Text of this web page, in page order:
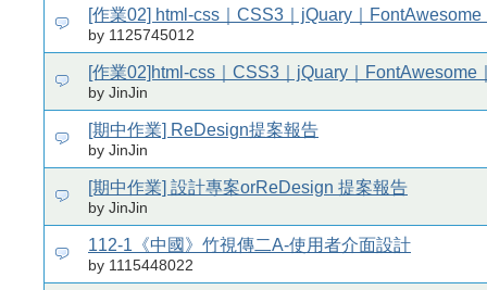
[作業02] html-css｜CSS3｜jQuary｜FontAwesome
by 1125745012
[作業02]html-css｜CSS3｜jQuary｜FontAwesome
by JinJin
[期中作業] ReDesign提案報告
by JinJin
[期中作業] 設計專案orReDesign 提案報告
by JinJin
112-1《中國》竹視傳二A-使用者介面設計
by 1115448022